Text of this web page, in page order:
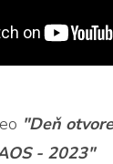
"Deň
- 2023"